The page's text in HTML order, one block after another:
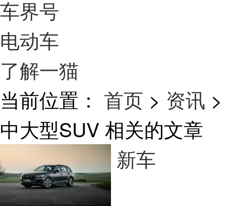
车界号
电动车
了解一猫
当前位置： 首页 > 资讯 >
中大型SUV 相关的文章
新车